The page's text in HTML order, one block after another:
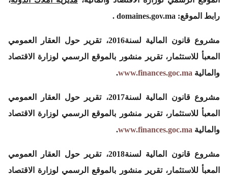
رابط الموقع: domaines.gov.ma .
مشروع قانون المالية لسنة2016، تقرير حول العقار العمومي
المعبأ للاستثمار، تقرير منشور بالموقع الرسمي لوزارة الاقتصاد
والمالية www.finances.goc.ma
.
مشروع قانون المالية لسنة2017، تقرير حول العقار العمومي
المعبأ للاستثمار، تقرير منشور بالموقع الرسمي لوزارة الاقتصاد
والمالية www.finances.goc.ma
.
مشروع قانون المالية لسنة2018، تقرير حول العقار العمومي
المعبأ للاستثمار، تقرير منشور بالموقع الرسمي لوزارة الاقتصاد